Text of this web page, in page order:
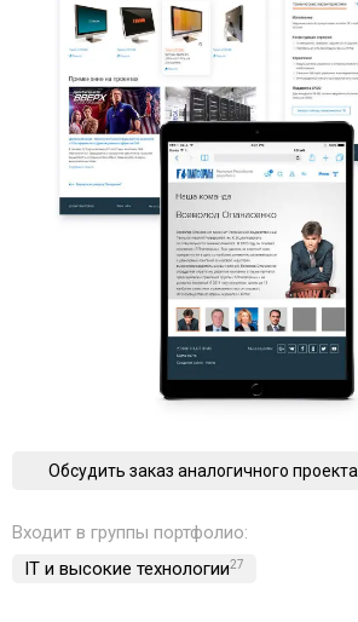
Обсудить заказ аналогичного проекта
Входит в группы портфолио:
IT и высокие технологии27